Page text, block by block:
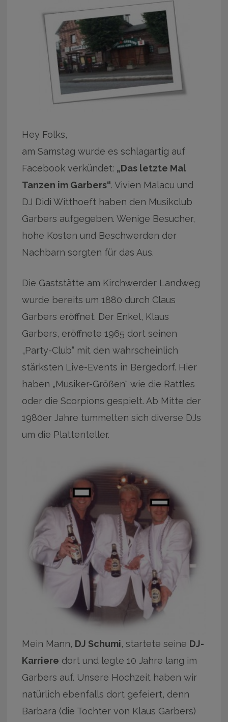
Hey Folks,
am Samstag wurde es schlagartig auf
Facebook verkündet: „Das letzte Mal
Tanzen im Garbers“. Vivien Malacu und
DJ Didi Witthoeft haben den Musikclub
Garbers aufgegeben. Wenige Besucher,
hohe Kosten und Beschwerden der
Nachbarn sorgten für das Aus.
Die Gaststätte am Kirchwerder Landweg
wurde bereits um 1880 durch Claus
Garbers eröffnet. Der Enkel, Klaus
Garbers, eröffnete 1965 dort seinen
„Party-Club“ mit den wahrscheinlich
stärksten Live-Events in Bergedorf. Hier
haben „Musiker-Größen“ wie die Rattles
oder die Scorpions gespielt. Ab Mitte der
1980er Jahre tummelten sich diverse DJs
um die Plattenteller.
Mein Mann, DJ Schumi, startete seine DJ-
Karriere dort und legte 10 Jahre lang im
Garbers auf. Unsere Hochzeit haben wir
natürlich ebenfalls dort gefeiert, denn
Barbara (die Tochter von Klaus Garbers)